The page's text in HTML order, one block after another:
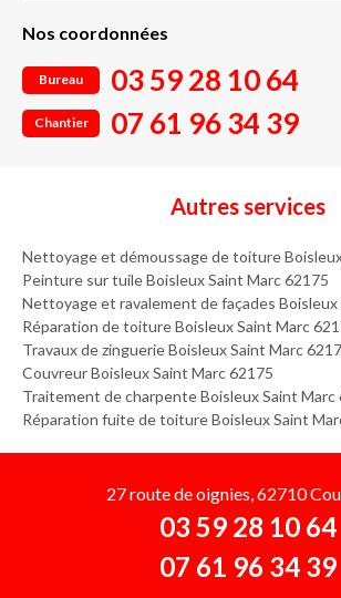
Nos coordonnées
Bureau 03 59 28 10 64
Chantier 07 61 96 34 39
Autres services
Nettoyage et démoussage de toiture
Peinture sur tuile Boisleux Saint Marc 62175
Nettoyage et ravalement de façades Boisleux
Réparation de toiture Boisleux Saint Marc
Travaux de zinguerie Boisleux Saint Marc
Couvreur Boisleux Saint Marc 62175
Traitement de charpente Boisleux Saint Marc
Réparation fuite de toiture Boisleux Saint
27 route de oignies, 62710
03 59 28 10 64
07 61 96 34 39